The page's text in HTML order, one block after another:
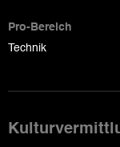
Pro-Bereich
Technik